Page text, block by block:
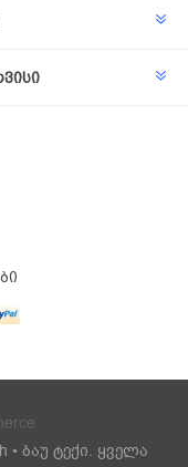
• ბაუ ტექი. ყველა